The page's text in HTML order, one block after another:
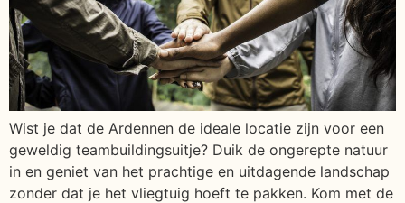
Wist je dat de Ardennen de ideale locatie zijn voor een
geweldig teambuildingsuitje? Duik de ongerepte natuur
in en geniet van het prachtige en uitdagende landschap
zonder dat je het vliegtuig hoeft te pakken. Kom met de